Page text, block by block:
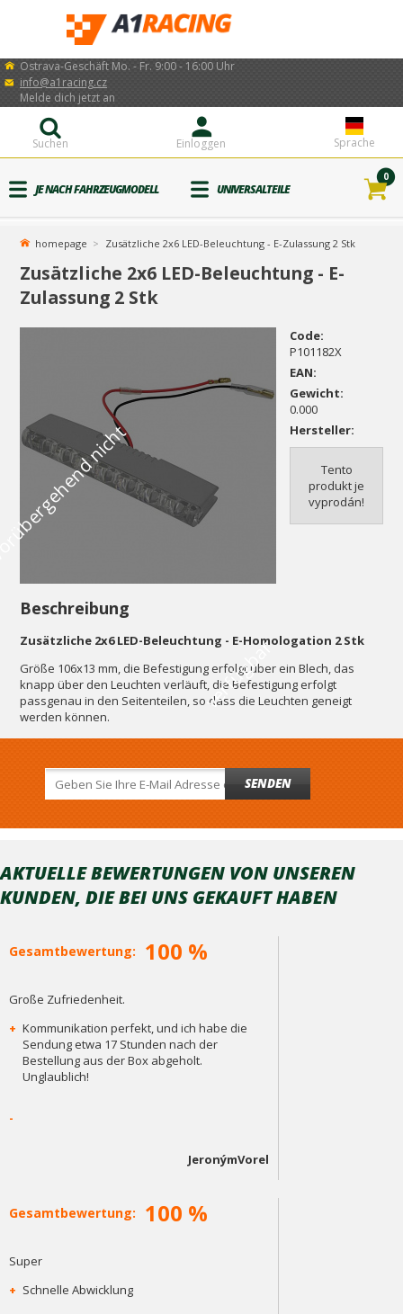
Ostrava-Geschäft Mo. - Fr. 9:00 - 16:00 Uhr
info@a1racing.cz
Sprache
Einloggen
Melde dich jetzt an
Suchen
JE NACH FAHRZEUGMODELL UNIVERSALTEILE
0
homepage Zusätzliche 2x6 LED-Beleuchtung - E-Zulassung 2 Stk
Zusätzliche 2x6 LED-Beleuchtung - E-
Zulassung 2 Stk
r
Code:
P101182X
EAN:
Gewicht:
0.000
Hersteller:
Tento
produkt je
vyprodán!
Beschreibung
Zusätzliche 2x6 LED-Beleuchtung - E-Homologation 2 Stk
Größe 106x13 mm, die Befestigung erfolgt über ein Blech, das
knapp über den Leuchten verläuft, die Befestigung erfolgt
passgenau in den Seitenteilen, so dass die Leuchten geneigt
werden können.
SENDEN
AKTUELLE BEWERTUNGEN VON UNSEREN
KUNDEN, DIE BEI ​​UNS GEKAUFT HABEN
Gesamtbewertung: 100 %
Große Zufriedenheit.
+ Kommunikation perfekt, und ich habe die
Sendung etwa 17 Stunden nach der
Bestellung aus der Box abgeholt.
Unglaublich!
-
JeronýmVorel
Gesamtbewertung: 100 %
Super
+ Schnelle Abwicklung